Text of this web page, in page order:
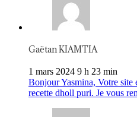
Gaëtan KIAMTIA
1 mars 2024 9 h 23 min
Bonjour Yasmina, Votre site
recette dholl puri. Je vous